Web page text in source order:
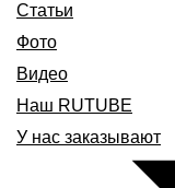
Статьи
Фото
Видео
Наш RUTUBE
У нас заказывают